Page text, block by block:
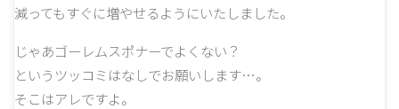
減ってもすぐに増やせるようにいたしました。
じゃあゴーレムスポナーでよくない？
というツッコミはなしでお願いします…。
そこはアレですよ。